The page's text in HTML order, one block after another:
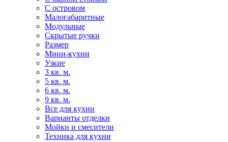
С островом
Малогабаритные
Модульные
Скрытые ручки
Размер
Мини-кухни
Узкие
3 кв. м.
5 кв. м.
6 кв. м.
9 кв. м.
Все для кухни
Варианты отделки
Мойки и смесители
Техника для кухни